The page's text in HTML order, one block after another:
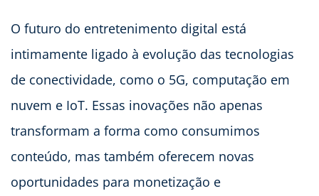
O futuro do entretenimento digital está
intimamente ligado à evolução das tecnologias
de conectividade, como o 5G, computação em
nuvem e IoT. Essas inovações não apenas
transformam a forma como consumimos
conteúdo, mas também oferecem novas
oportunidades para monetização e